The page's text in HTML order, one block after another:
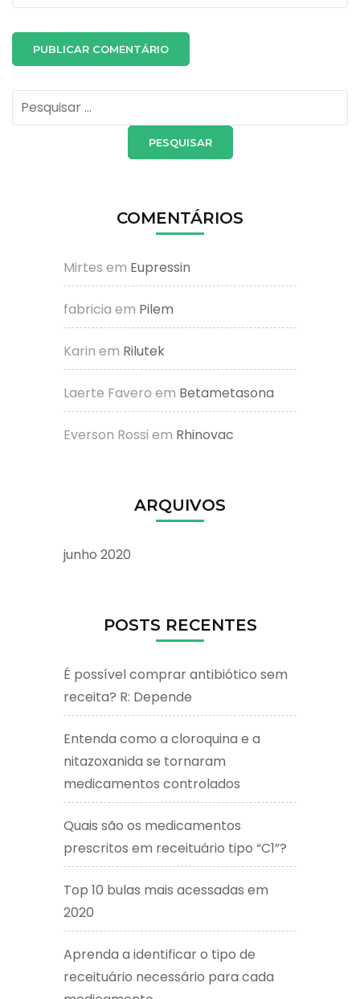
Pesquisar
por:
COMENTÁRIOS
Mirtes em Eupressin
fabricia em Pilem
Karin em Rilutek
Laerte Favero em Betametasona
Everson Rossi em Rhinovac
ARQUIVOS
junho 2020
POSTS RECENTES
É possível comprar antibiótico sem
receita? R: Depende
Entenda como a cloroquina e a
nitazoxanida se tornaram
medicamentos controlados
Quais são os medicamentos
prescritos em receituário tipo “C1”?
Top 10 bulas mais acessadas em
2020
Aprenda a identificar o tipo de
receituário necessário para cada